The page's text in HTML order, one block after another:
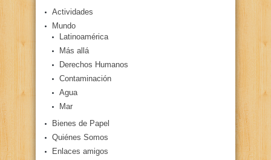
Actividades
Mundo
Latinoamérica
Más allá
Derechos Humanos
Contaminación
Agua
Mar
Bienes de Papel
Quiénes Somos
Enlaces amigos